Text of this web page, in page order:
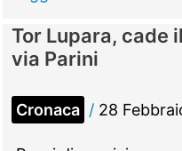
febbraio
–
Comunicazione
urgente:
chiusura
Tor Lupara, cade
via Parini
Cronaca / 28